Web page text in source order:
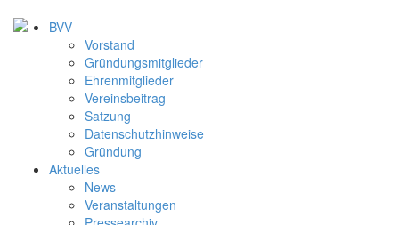
BVV
Vorstand
Gründungsmitglieder
Ehrenmitglieder
Vereinsbeitrag
Satzung
Datenschutzhinweise
Gründung
Aktuelles
News
Veranstaltungen